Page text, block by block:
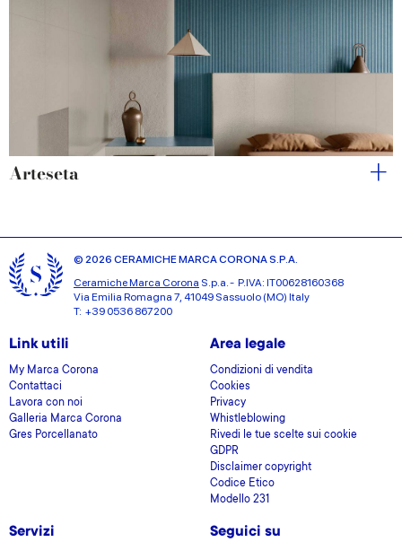
Arteseta
© 2026 CERAMICHE MARCA CORONA S.P.A.
Ceramiche Marca Corona S.p.a. - P.IVA: IT00628160368
Via Emilia Romagna 7, 41049 Sassuolo (MO) Italy
T: +39 0536 867200
Link utili
My Marca Corona
Contattaci
Lavora con noi
Galleria Marca Corona
Gres Porcellanato
Area legale
Condizioni di vendita
Cookies
Privacy
Whistleblowing
Rivedi le tue scelte sui cookie
GDPR
Disclaimer copyright
Codice Etico
Modello 231
Servizi Seguici su